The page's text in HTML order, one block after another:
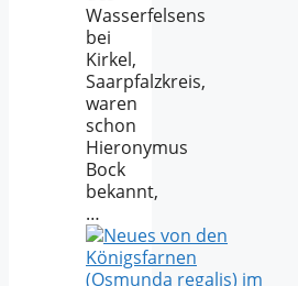
Wasserfelsens
bei
Kirkel,
Saarpfalzkreis,
waren
schon
Hieronymus
Bock
bekannt,
…